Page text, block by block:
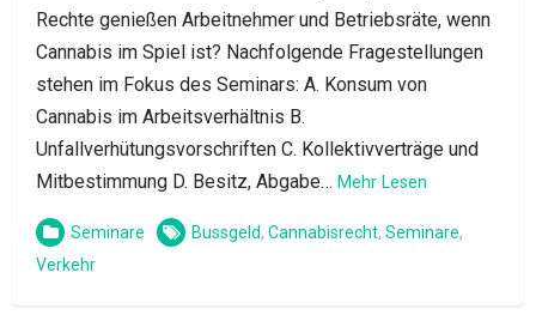
Rechte genießen Arbeitnehmer und Betriebsräte, wenn
Cannabis im Spiel ist? Nachfolgende Fragestellungen
stehen im Fokus des Seminars: A. Konsum von
Cannabis im Arbeitsverhältnis B.
Unfallverhütungsvorschriften C. Kollektivverträge und
Mitbestimmung D. Besitz, Abgabe… Mehr Lesen
Seminare Bussgeld, Cannabisrecht, Seminare,
Verkehr